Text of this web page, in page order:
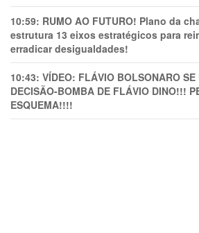
10:59: RUMO AO FUTURO! Plano da
estrutura 13 eixos estratégicos para
erradicar desigualdades!
10:43: VÍDEO: FLÁVIO BOLSONARO SE
DECISÃO-BOMBA DE FLÁVIO DINO!!!
ESQUEMA!!!!